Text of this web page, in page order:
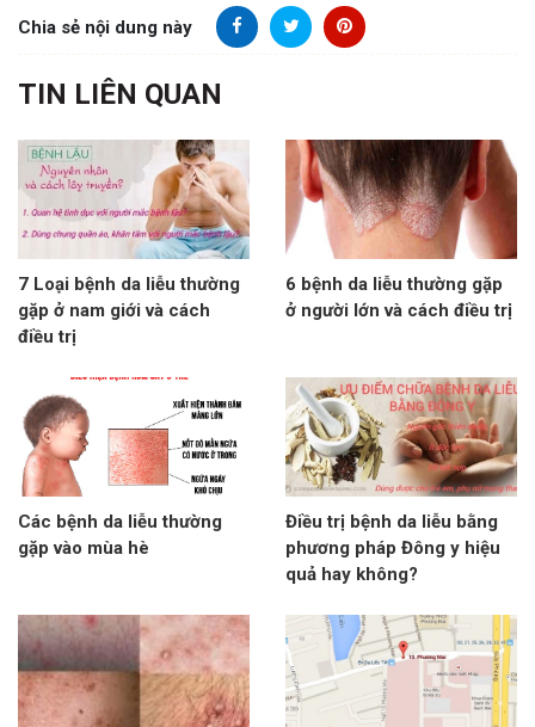
Chia sẻ nội dung này
TIN LIÊN QUAN
7 Loại bệnh da liễu thường
gặp ở nam giới và cách
điều trị
6 bệnh da liễu thường gặp
ở người lớn và cách điều trị
Các bệnh da liễu thường
gặp vào mùa hè
Điều trị bệnh da liễu bằng
phương pháp Đông y hiệu
quả hay không?